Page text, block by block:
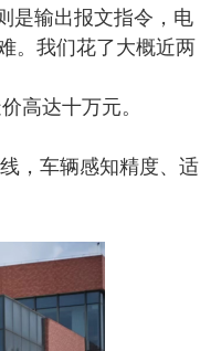
是输出报文指令，电
。我们花了大概近两
高达十万元。
，车辆感知精度、适